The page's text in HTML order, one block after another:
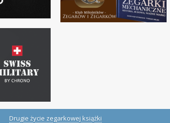
Drugie życie zegarkowej książki